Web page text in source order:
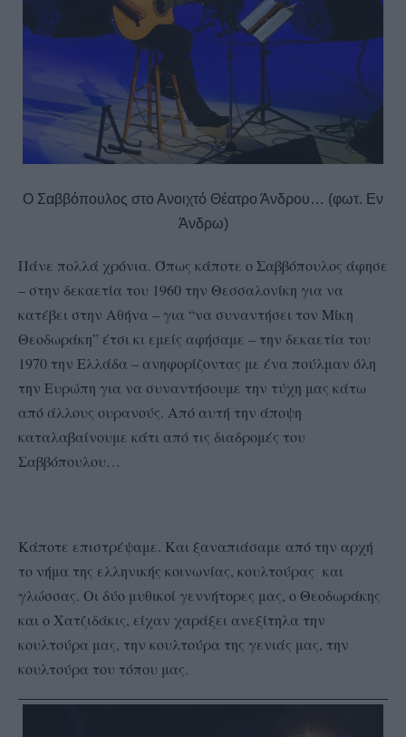
Ο Σαββόπουλος στο Ανοιχτό Θέατρο Άνδρου… (φωτ. Εν
Άνδρω)
Πάνε πολλά χρόνια. Όπως κάποτε ο Σαββόπουλος άφησε
– στην δεκαετία του 1960 την Θεσσαλονίκη για να
κατέβει στην Αθήνα – για “να συναντήσει τον Μίκη
Θεοδωράκη” έτσι κι εμείς αφήσαμε – την δεκαετία του
1970 την Ελλάδα – ανηφορίζοντας με ένα πούλμαν όλη
την Ευρώπη για να συναντήσουμε την τύχη μας κάτω
από άλλους ουρανούς. Από αυτή την άποψη
καταλαβαίνουμε κάτι από τις διαδρομές του
Σαββόπουλου…
Κάποτε επιστρέψαμε. Και ξαναπιάσαμε από την αρχή
το νήμα της ελληνικής κοινωνίας, κουλτούρας και
γλώσσας. Οι δύο μυθικοί γεννήτορες μας, ο Θεοδωράκης
και ο Χατζιδάκις, είχαν χαράξει ανεξίτηλα την
κουλτούρα μας, την κουλτούρα της γενιάς μας, την
κουλτούρα του τόπου μας.